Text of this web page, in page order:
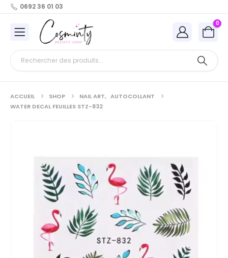
0692 36 01 03
0
ACCUEIL SHOP NAIL ART, AUTOCOLLANT
WATER DECAL FEUILLES STZ-832